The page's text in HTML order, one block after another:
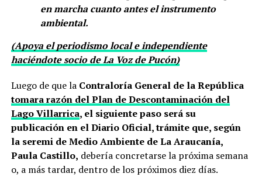
en marcha cuanto antes el instrumento
ambiental.
(Apoya el periodismo local e independiente
haciéndote socio de La Voz de Pucón)
Luego de que la Contraloría General de la República
tomara razón del Plan de Descontaminación del
Lago Villarrica, el siguiente paso será su
publicación en el Diario Oficial, trámite que, según
la seremi de Medio Ambiente de La Araucanía,
Paula Castillo, debería concretarse la próxima semana
o, a más tardar, dentro de los próximos diez días.